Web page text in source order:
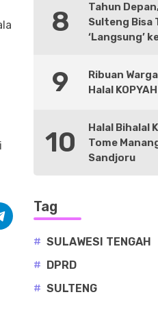
8
Tahun
Sulteng Bisa
‘Langsung’
9
Ribuan Warga
Halal
10
Halal Bihalal
Tome
Sandjoru
Tag
# SULAWESI TENGAH
# DPRD
# SULTENG